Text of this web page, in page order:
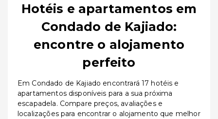
Hotéis e apartamentos em
Condado de Kajiado:
encontre o alojamento
perfeito
Em Condado de Kajiado encontrará 17 hotéis e
apartamentos disponíveis para a sua próxima
escapadela. Compare preços, avaliações e
localizações para encontrar o alojamento que melhor